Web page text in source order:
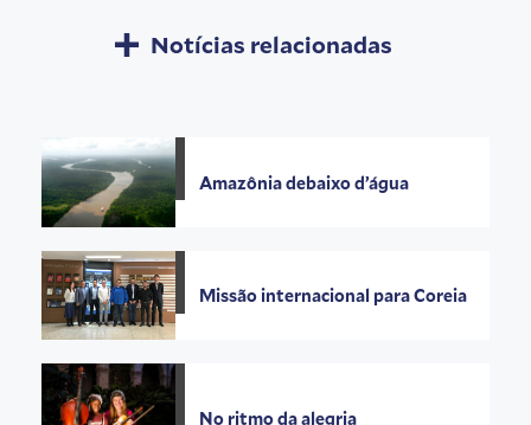
Notícias relacionadas
Amazônia debaixo d’água
Missão internacional para Coreia
No ritmo da alegria